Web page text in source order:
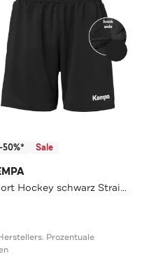
-50%* Sale
Short Hockey schwarz Straight
Prozentuale